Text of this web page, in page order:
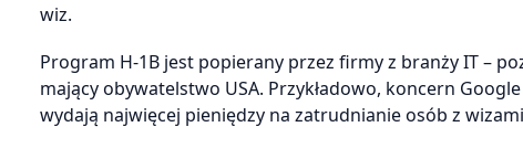
wiz.
Program H-1B jest popierany przez firmy z branży IT –
mający obywatelstwo USA. Przykładowo, koncern
wydają najwięcej pieniędzy na zatrudnianie osób z